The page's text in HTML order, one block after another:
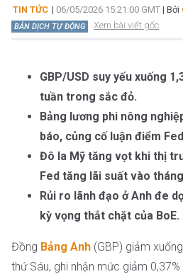
TIN TỨC | 06/05/2026 15:21:00 GMT | Bởi
BẢN DỊCH TỰ ĐỘNG Xem bài viết gốc
GBP/USD suy yếu xuống
tuần trong sắc đỏ.
Bảng lương phi nông
báo, củng cố luận điểm
Đô la Mỹ tăng vọt khi thị
Fed tăng lãi suất vào
Rủi ro lãnh đạo ở Anh đe
kỳ vọng thắt chặt của BoE.
Đồng Bảng Anh (GBP) giảm
thứ Sáu, ghi nhận mức giảm